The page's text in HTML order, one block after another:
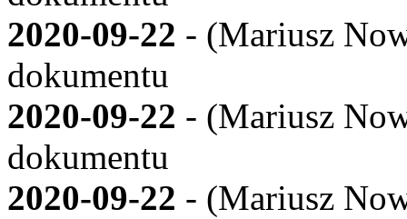
2020-09-22 - (Mariusz
dokumentu
2020-09-22 - (Mariusz
dokumentu
2020-09-22 - (Mariusz